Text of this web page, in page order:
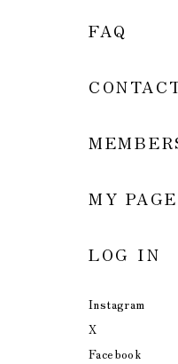
FAQ
MY PAGE
LOG IN
Instagram
X
Facebook